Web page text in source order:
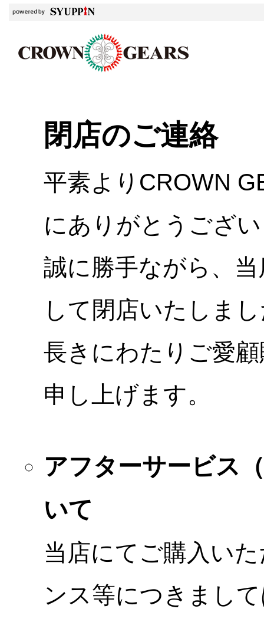
閉店のご連絡
平素よりCROWN
にありがとうござ
誠に勝手ながら、
して閉店いたしま
長きにわたりご愛
申し上げます。
アフターサービス
いて
当店にてご購入い
ンス等につきまし